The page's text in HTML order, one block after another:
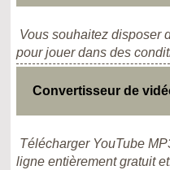
Vous souhaitez disposer
pour jouer dans des
Convertisseur de
Télécharger YouTube
ligne entièrement gratuit